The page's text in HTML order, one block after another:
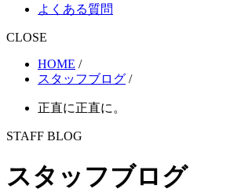
よくある質問
CLOSE
HOME /
スタッフブログ /
正直に正直に。
STAFF BLOG
スタッフブログ